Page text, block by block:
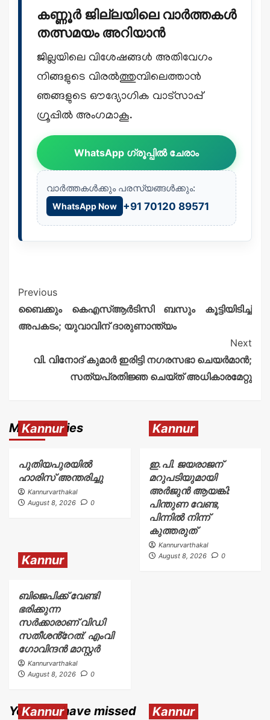
കണ്ണൂർ ജില്ലയിലെ വാർത്തകൾ
തത്സമയം അറിയാൻ
ജില്ലയിലെ വിശേഷങ്ങൾ അതിവേഗം
നിങ്ങളുടെ വിരൽത്തുമ്പിലെത്താൻ
ഞങ്ങളുടെ ഔദ്യോഗിക വാട്സാപ്പ്
ഗ്രൂപ്പിൽ അംഗമാകൂ.
WhatsApp ഗ്രൂപ്പിൽ ചേരാം
വാർത്തകൾക്കും പരസ്യങ്ങൾക്കും:
WhatsApp Now +91 70120 89571
Previous
ബൈക്കും കെഎസ്ആർടിസി ബസും കൂട്ടിയിടിച്ച്
അപകടം; യുവാവിന് ദാരുണാന്ത്യം
Next
വി. വിനോദ് കുമാർ ഇരിട്ടി നഗരസഭാ ചെയർമാൻ;
സത്യപ്രതിജ്ഞ ചെയ്ത് അധികാരമേറ്റു
More Stories
Kannur
പുതിയപുരയിൽ
ഹാരിസ് അന്തരിച്ചു
Kannurvarthakal
August 8, 2026
0
Kannur
ഇ.പി. ജയരാജന്
മറുപടിയുമായി
അർജുൻ ആയങ്കി:
പിന്തുണ വേണ്ട,
പിന്നിൽ നിന്ന്
കുത്തരുത്
Kannurvarthakal
August 8, 2026
0
Kannur
ബിജെപിക്ക് വേണ്ടി
ഭരിക്കുന്ന
സർക്കാരാണ് വിഡി
സതീശൻ്റേത്: എംവി
ഗോവിന്ദൻ മാസ്റ്റർ
Kannurvarthakal
August 8, 2026
0
You may have missed
Kannur Kannur